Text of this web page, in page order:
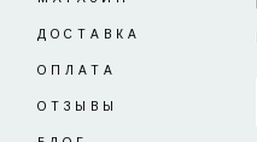
ДОСТАВКА
ОПЛАТА
ОТЗЫВЫ